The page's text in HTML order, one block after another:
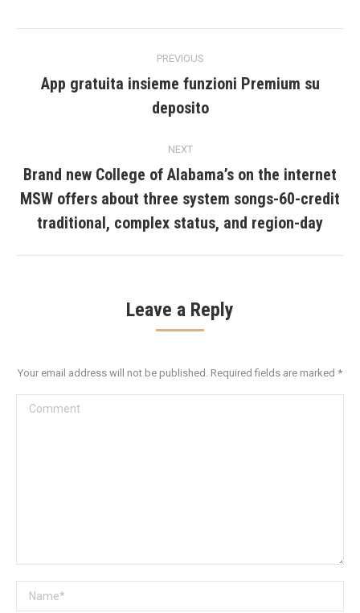
navigation
PREVIOUS
Previous
post:
App gratuita insieme funzioni Premium su
deposito
NEXT
Next
post:
Brand new College of Alabama’s on the internet
MSW offers about three system songs-60-credit
traditional, complex status, and region-day
Leave a Reply
Your email address will not be published. Required fields are marked *
Comment
Name *